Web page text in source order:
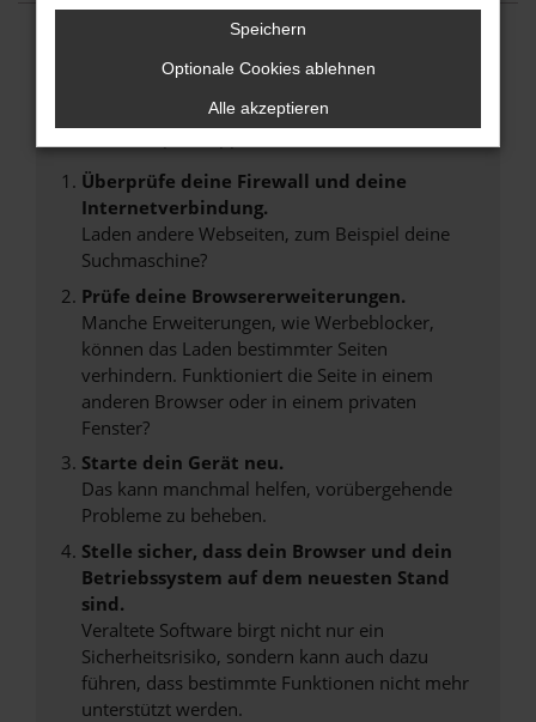
FEHLER: NETWORK ERROR
Beim Laden ist ein Fehler aufgetreten.
Überprüfe deine Firewall und deine
Internetverbindung.
Laden andere Webseiten, zum Beispiel deine
Suchmaschine?
Prüfe deine Browsererweiterungen.
Manche Erweiterungen, wie Werbeblocker,
können das Laden bestimmter Seiten
verhindern. Funktioniert die Seite in einem
anderen Browser oder in einem privaten
Fenster?
Starte dein Gerät neu.
Das kann manchmal helfen, vorübergehende
Probleme zu beheben.
Stelle sicher, dass dein Browser und dein
Betriebssystem auf dem neuesten Stand
sind.
Veraltete Software birgt nicht nur ein
Sicherheitsrisiko, sondern kann auch dazu
führen, dass bestimmte Funktionen nicht mehr
unterstützt werden.
Speichern
Optionale Cookies ablehnen
Alle akzeptieren